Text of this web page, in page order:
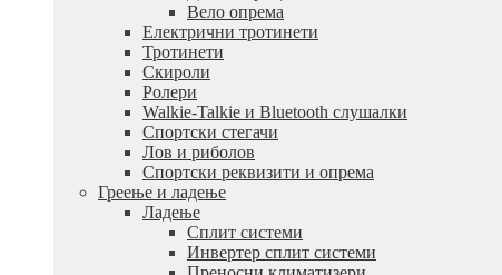
Вело опрема
Електрични тротинети
Тротинети
Скироли
Ролери
Walkie-Talkie и Bluetooth слушалки
Спортски стегачи
Лов и риболов
Спортски реквизити и опрема
Греење и ладење
Ладење
Сплит системи
Инвертер сплит системи